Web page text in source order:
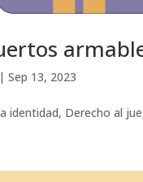
|Sep 13, 2023
identidad, Derecho al